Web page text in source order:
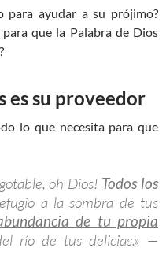
para ayudar a su prójimo?
que la Palabra de Dios
es su proveedor
lo que necesita para que
oh Dios! Todos los
a la sombra de tus
de tu propia
río de tus delicias.» —